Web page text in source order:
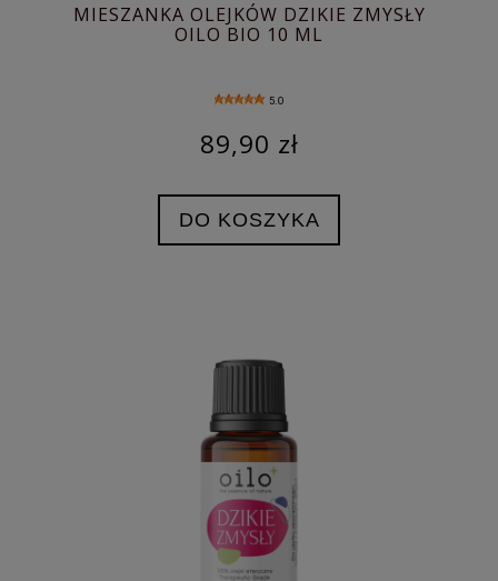
MIESZANKA OLEJKÓW DZIKIE ZMYSŁY
OILO BIO 10 ML
5.0
89,90 zł
DO KOSZYKA